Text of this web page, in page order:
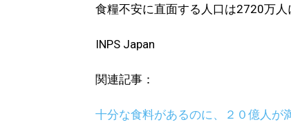
食糧不安に直面する人口は2720万
INPS Japan
関連記事：
十分な食料があるのに、２０億人が